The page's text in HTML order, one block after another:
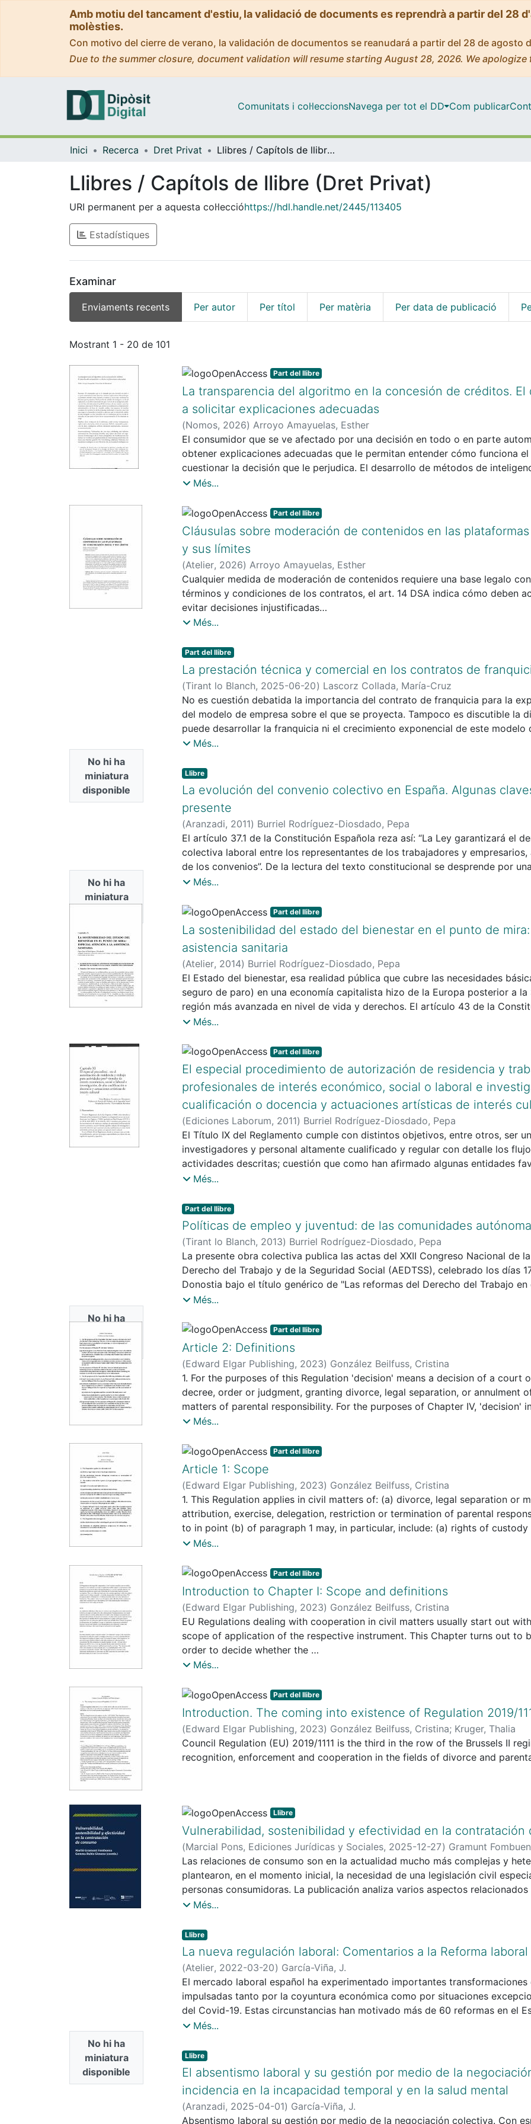
Amb motiu del tancament d'estiu, la validació de documents es reprendrà a partir del 28
molèsties.
Con motivo del cierre de verano, la validación de documentos se reanudará a partir del 28 de agosto
Due to the summer closure, document validation will resume starting August 28, 2026. We apologize
Comunitats i col·leccionsNavega per tot el DD Com publicar
Inici Recerca Dret Privat Llibres / Capítols de llibre (Dret Privat)
Llibres / Capítols de llibre (Dret Privat)
URI permanent per a aquesta col·leccióhttps://hdl.handle.net/2445/113405
Estadístiques
Examinar
Enviaments recents Per autor Per títol Per matèria Per data de publicació
Enviaments recents
Mostrant 1 - 20 de 101
Part del llibre
La transparencia del algoritmo en la concesión de créditos.
a solicitar explicaciones adecuadas
(Nomos, 2026) Arroyo Amayuelas, Esther
El consumidor que se ve afectado por una decisión en todo o en parte
obtener explicaciones adecuadas que le permitan entender cómo funciona el
cuestionar la decisión que le perjudica. El desarrollo de métodos de
deber para todos los que se sirven de la inteligencia artificial a la hora de
automatizados a la hora de conceder crédito. Las empresas no pueden
propiedad intelectual y el secreto comercial para negar al consumidor el
solicitud de crédito ha sido denegada o se ha concedido solo en
sin que antes se haya hecho una ponderación de los intereses en juego.
Més...
Part del llibre
Cláusulas sobre moderación de contenidos en las
y sus límites
(Atelier, 2026) Arroyo Amayuelas, Esther
Cualquier medida de moderación de contenidos requiere una base legalo
términos y condiciones de los contratos, el art. 14 DSA indica cómo deben
evitar decisiones injustificadas
y, a la vez, proporciona a los ciudadanos la clave para obligar a estos
que ahora desempeña un papel
cuasi constitucional, porque en esa tarea se deben tener en cuenta los
partes implicadas. Esto significa reconocer su eficacia en una relación entre
más allá del tradicional ámbito de aplicación material de la Directiva 93/13,
cláusulas abusivas en los contratos celebrados con consumidores.
Més...
No hi ha
miniatura
disponible
Part del llibre
La prestación técnica y comercial en los contratos de
(Tirant lo Blanch, 2025-06-20) Lascorz Collada, María-Cruz
No es cuestión debatida la importancia del contrato de franquicia para la
del modelo de empresa sobre el que se proyecta. Tampoco es discutible la
puede desarrollar la franquicia ni el crecimiento exponencial de este modelo
mercado nacional como internacional. Y, por tales afirmaciones, la franquicia
comercial en la actualidad. Incluso, en mayor medida que otros pactos como
selectiva.
Més...
No hi ha
miniatura
Llibre
La evolución del convenio colectivo en España. Algunas
presente
(Aranzadi, 2011) Burriel Rodríguez-Diosdado, Pepa
El artículo 37.1 de la Constitución Española reza así: “La Ley garantizará el
colectiva laboral entre los representantes de los trabajadores y
de los convenios”. De la lectura del texto constitucional se desprende por
derecho de los ciudadanos -dada su ubicación en el Capítulo II, Título I,
reconocimiento de una figura o institución jurídica, el convenio colectivo con
una comprensión completa de dicho derecho constitucional y de tal instituto
investigación histórica-jurídica de la negociación colectiva (origen,
figura del convenio colectivo, como la manifestación más importante de la
grupos sociales. ¿Qué es esta figura, de dónde surge, qué significa y de
vinculante”? Para ello, era necesario partir de los orígenes de otros
movimiento obrero y sindicalismo, y la legislación social; estrechamente
convenio colectivo. Sin embargo, el estudio que hoy se presenta por
del desarrollo exhaustivo del marco histórico de la aparición del convenio
consagración jurídica constitucional en 1978.
Més...
Part del llibre
La sostenibilidad del estado del bienestar en el punto de
asistencia sanitaria
(Atelier, 2014) Burriel Rodríguez-Diosdado, Pepa
El Estado del bienestar, esa realidad pública que cubre las necesidades
seguro de paro) en una economía capitalista hizo de la Europa posterior a la
región más avanzada en nivel de vida y derechos. El artículo 43 de la
el derecho a la protección de la salud como un derecho de los ciudadanos y
la salud pública a través de medidas preventivas y de las prestaciones y
estableciendo la Ley los derechos y deberes de todos al respecto.
Més...
Part del llibre
El especial procedimiento de autorización de residencia y
profesionales de interés económico, social o laboral e
cualificación o docencia y actuaciones artísticas de interés
(Ediciones Laborum, 2011) Burriel Rodríguez-Diosdado, Pepa
El Título IX del Reglamento cumple con distintos objetivos, entre otros, ser
investigadores y personal altamente cualificado y regular con detalle los
actividades descritas; cuestión que como han afirmado algunas entidades
la economía española y la internalización de la empresa o agilizará la
Més...
No hi ha
miniatura
disponible
Part del llibre
Políticas de empleo y juventud: de las comunidades
(Tirant lo Blanch, 2013) Burriel Rodríguez-Diosdado, Pepa
La presente obra colectiva publica las actas del XXII Congreso Nacional de
Derecho del Trabajo y de la Seguridad Social (AEDTSS), celebrado los días
Donostia bajo el título genérico de "Las reformas del Derecho del Trabajo
económica".
Més...
Part del llibre
Article 2: Definitions
(Edward Elgar Publishing, 2023) González Beilfuss, Cristina
1. For the purposes of this Regulation 'decision' means a decision of a court
decree, order or judgment, granting divorce, legal separation, or annulment
matters of parental responsibility. For the purposes of Chapter IV, 'decision'
one Member State and ordering the return of a child to another Member
was given; (b) provisional, including protective, measures ordered by a court
Regulation has jurisdiction as to the substance of the matter or measures
27(5) in conjunction with Article 15.
Més...
Part del llibre
Article 1: Scope
(Edward Elgar Publishing, 2023) González Beilfuss, Cristina
1. This Regulation applies in civil matters of: (a) divorce, legal separation or
attribution, exercise, delegation, restriction or termination of parental
to in point (b) of paragraph 1 may, in particular, include: (a) rights of
guardianship, curatorship and similar institutions; (c) the designation and
a child in institutional or foster care; (e) measures for the protection of the
administration, conservation or disposal of the property of a child.
Més...
Part del llibre
Introduction to Chapter I: Scope and definitions
(Edward Elgar Publishing, 2023) González Beilfuss, Cristina
EU Regulations dealing with cooperation in civil matters usually start out
scope of application of the respective instrument. This Chapter turns out to
order to decide whether the
Regulation applies in a given case.
Més...
Part del llibre
Introduction. The coming into existence of Regulation 2019/
(Edward Elgar Publishing, 2023) González Beilfuss, Cristina; Kruger, Thalia
Council Regulation (EU) 2019/1111 is the third in the row of the Brussels II
recognition, enforcement and cooperation in the fields of divorce and
Llibre
Vulnerabilidad, sostenibilidad y efectividad en la contratación
(Marcial Pons, Ediciones Jurídicas y Sociales, 2025-12-27) Gramunt
Gemma
Las relaciones de consumo son en la actualidad mucho más complejas y
plantearon, en el momento inicial, la necesidad de una legislación civil
personas consumidoras. La publicación analiza varios aspectos
Derecho contractual de consumo y plantea la necesidad de hacerlo
estructura la obra.
Més...
No hi ha
miniatura
disponible
Llibre
La nueva regulación laboral: Comentarios a la Reforma
(Atelier, 2022-03-20) García-Viña, J.
El mercado laboral español ha experimentado importantes transformaciones
impulsadas tanto por la coyuntura económica como por situaciones
del Covid-19. Estas circunstancias han motivado más de 60 reformas en el
siendo algunas especialmente significativas por su impacto, como las de
Més...
Llibre
El absentismo laboral y su gestión por medio de la
incidencia en la incapacidad temporal y en la salud mental
(Aranzadi, 2025-04-01) García-Viña, J.
Absentismo laboral su gestión por medio de la negociación colectiva. Con